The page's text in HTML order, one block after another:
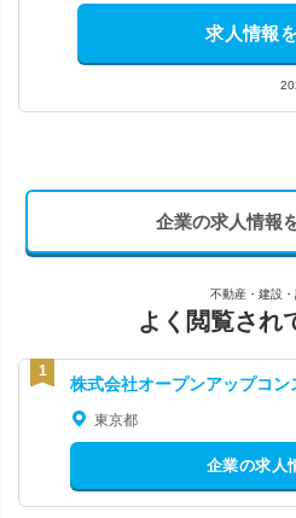
求人情報
企業の求人情報
不動産・建設
よく閲覧され
株式会社オープンアップコン
東京都
企業の求人